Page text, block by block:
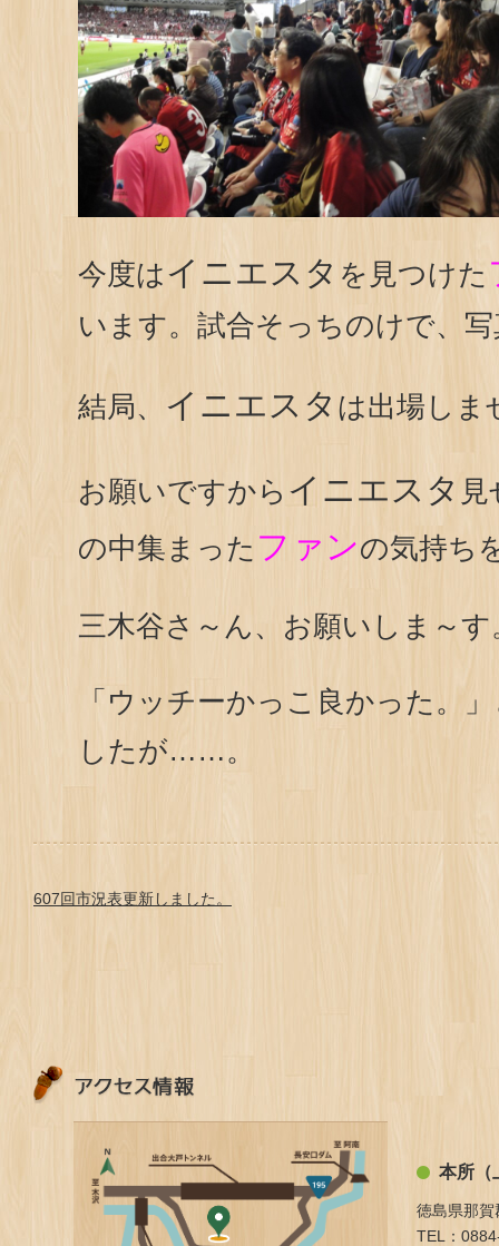
今度はイニエスタ を見つけた
います。試合そっちのけで、
結局、 イニエスタ は出場しま
お願いですから イニエスタ
の中集まった ファンの気持ち
三木谷さ～ん、お願いしま～す
「ウッチーかっこ良かった。
したが……。
607回市況表更新しました。
本所（
徳島県那
TEL：